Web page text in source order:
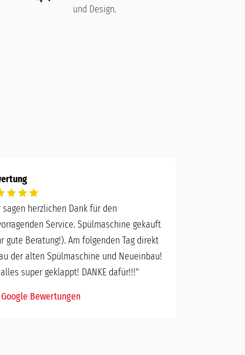
und Design.
sagen herzlichen Dank für den
Service. Spülmaschine gekauft
gute Beratung!). Am folgenden Tag direkt
der alten Spülmaschine und Neueinbau!
super geklappt! DANKE dafür!!!"
Bewertungen